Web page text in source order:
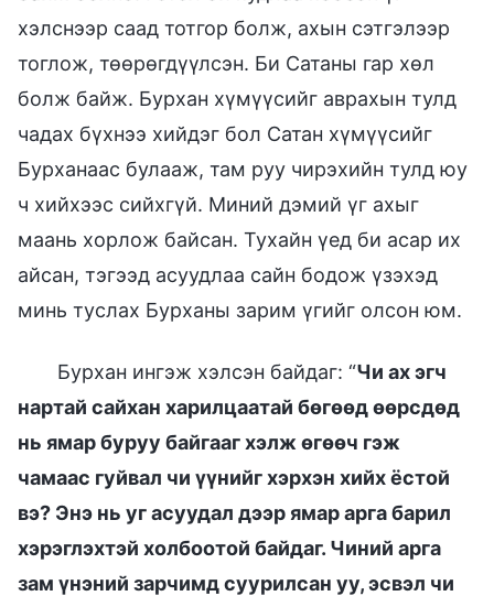
хэлснээр саад тотгор болж, ахын сэтгэлээр
тоглож, төөрөгдүүлсэн. Би Сатаны гар хөл
болж байж. Бурхан хүмүүсийг аврахын тулд
чадах бүхнээ хийдэг бол Сатан хүмүүсийг
Бурханаас булааж, там руу чирэхийн тулд юу
ч хийхээс сийхгүй. Миний дэмий үг ахыг
маань хорлож байсан. Тухайн үед би асар их
айсан, тэгээд асуудлаа сайн бодож үзэхэд
минь туслах Бурханы зарим үгийг олсон юм.
Бурхан ингэж хэлсэн байдаг: “Чи ах эгч
нартай сайхан харилцаатай бөгөөд өөрсдөд
нь ямар буруу байгааг хэлж өгөөч гэж
чамаас гуйвал чи үүнийг хэрхэн хийх ёстой
вэ? Энэ нь уг асуудал дээр ямар арга барил
хэрэглэхтэй холбоотой байдаг. Чиний арга
зам үнэний зарчимд суурилсан уу, эсвэл чи